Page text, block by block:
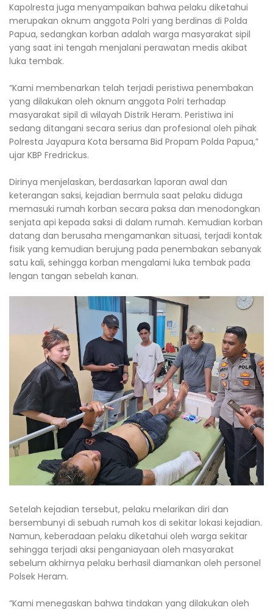
‎Kapolresta juga menyampaikan bahwa pelaku diketahui
merupakan oknum anggota Polri yang berdinas di Polda
Papua, sedangkan korban adalah warga masyarakat sipil
yang saat ini tengah menjalani perawatan medis akibat
luka tembak.
‎“Kami membenarkan telah terjadi peristiwa penembakan
yang dilakukan oleh oknum anggota Polri terhadap
masyarakat sipil di wilayah Distrik Heram. Peristiwa ini
sedang ditangani secara serius dan profesional oleh pihak
Polresta Jayapura Kota bersama Bid Propam Polda Papua,”
ujar KBP Fredrickus.
‎Dirinya menjelaskan, berdasarkan laporan awal dan
keterangan saksi, kejadian bermula saat pelaku diduga
memasuki rumah korban secara paksa dan menodongkan
senjata api kepada saksi di dalam rumah. Kemudian korban
datang dan berusaha mengamankan situasi, terjadi kontak
fisik yang kemudian berujung pada penembakan sebanyak
satu kali, sehingga korban mengalami luka tembak pada
lengan tangan sebelah kanan.
‎Setelah kejadian tersebut, pelaku melarikan diri dan
bersembunyi di sebuah rumah kos di sekitar lokasi kejadian.
Namun, keberadaan pelaku diketahui oleh warga sekitar
sehingga terjadi aksi penganiayaan oleh masyarakat
sebelum akhirnya pelaku berhasil diamankan oleh personel
Polsek Heram.
‎“Kami menegaskan bahwa tindakan yang dilakukan oleh